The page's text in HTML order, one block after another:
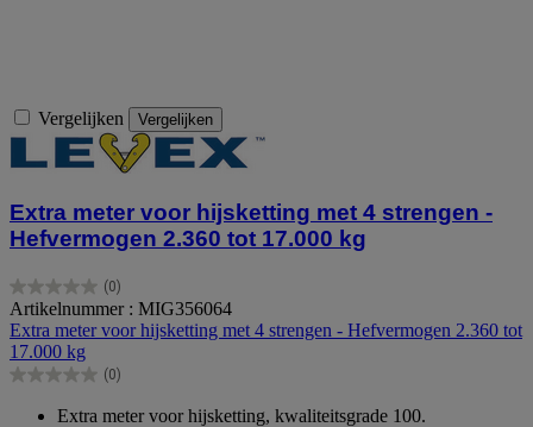
Vergelijken Vergelijken
Extra meter voor hijsketting met 4 strengen -
Hefvermogen 2.360 tot 17.000 kg
(0)
0.0
van
de
5
sterren.
Artikelnummer : MIG356064
Extra meter voor hijsketting met 4 strengen - Hefvermogen 2.360 tot
17.000 kg
(0)
0.0
Extra meter voor hijsketting, kwaliteitsgrade 100.